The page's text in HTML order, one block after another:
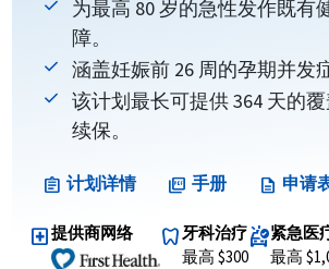
为最高 80 岁的急性发作既有
障。
涵盖妊娠前 26 周的孕期并发症
该计划最长可提供 364 天的
续保。
assignment 计划详情 picture_as_pdf 手册 description 申请
local_hospital提供商网络 dentistry牙科治疗
最高 $300
ambulance紧急医
最高